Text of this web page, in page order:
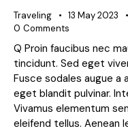
Traveling 13 May 2023
0 Comments
Q Proin faucibus nec
tincidunt. Sed eget
Fusce sodales augue a
eget blandit pulvinar.
Vivamus elementum
eleifend tellus. Aenean